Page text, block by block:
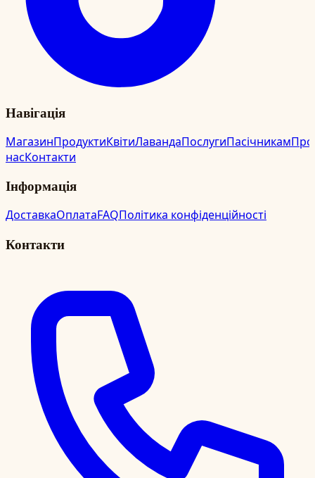
Навігація
МагазинПродуктиКвітиЛавандаПослугиПасічникамПро
насКонтакти
Інформація
ДоставкаОплатаFAQПолітика конфіденційності
Контакти